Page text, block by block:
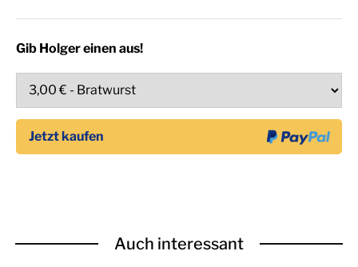
Gib Holger einen aus!
Auch interessant